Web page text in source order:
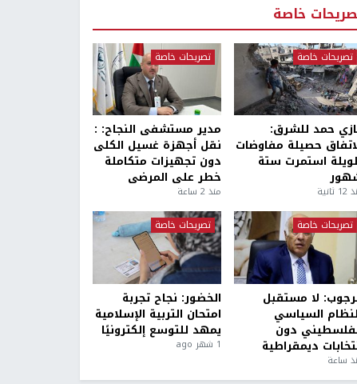
خاصة
تصريحات خاصة
حمد للشرق:
حصيلة مفاوضات
استمرت ستة
ثانية
تصريحات خاصة
مدير مستشفى النجاح: :
نقل أجهزة غسيل الكلى
دون تجهيزات متكاملة
خطر على المرضى
منذ 2 ساعة
تصريحات خاصة
لا مستقبل
السياسي
دون
ديمقراطية
ساعة
تصريحات خاصة
الخضور: نجاح تجربة
امتحان التربية الإسلامية
يمهد للتوسع إلكترونيًا
1 شهر ago